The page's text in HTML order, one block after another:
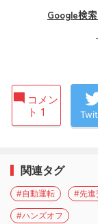
Google検
コメン
ト 1
関連タグ
#自動運転 #先進
#ハンズオフ